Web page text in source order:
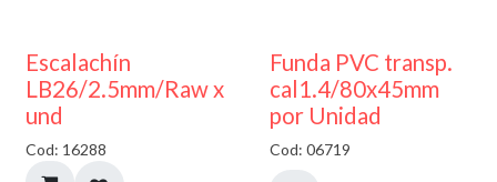
Escalachín
LB26/2.5mm/Raw x
und
Cod: 16288
Funda PVC transp.
cal1.4/80x45mm
por Unidad
Cod: 06719